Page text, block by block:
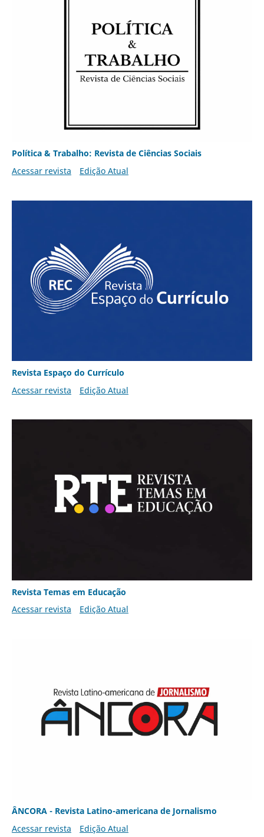
Política & Trabalho: Revista de Ciências Sociais
Acessar revista
Edição Atual
Revista Espaço do Currículo
Acessar revista
Edição Atual
Revista Temas em Educação
Acessar revista
Edição Atual
ÂNCORA - Revista Latino-americana de Jornalismo
Acessar revista
Edição Atual